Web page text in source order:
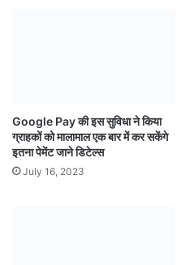
Google Pay की इस सुविधा ने किया
ग्राहकों को मालामाल एक बार में कर सकेंगे
इतना पेमेंट जाने डिटेल्स
July 16, 2023